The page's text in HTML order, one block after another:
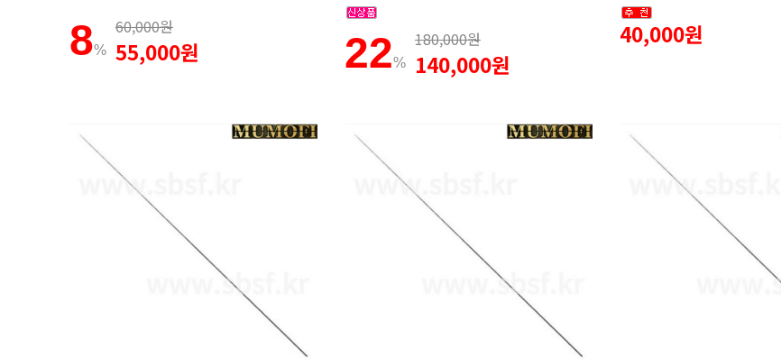
8%
60,000원
55,000원 22%
180,000원
140,000원
40,000원